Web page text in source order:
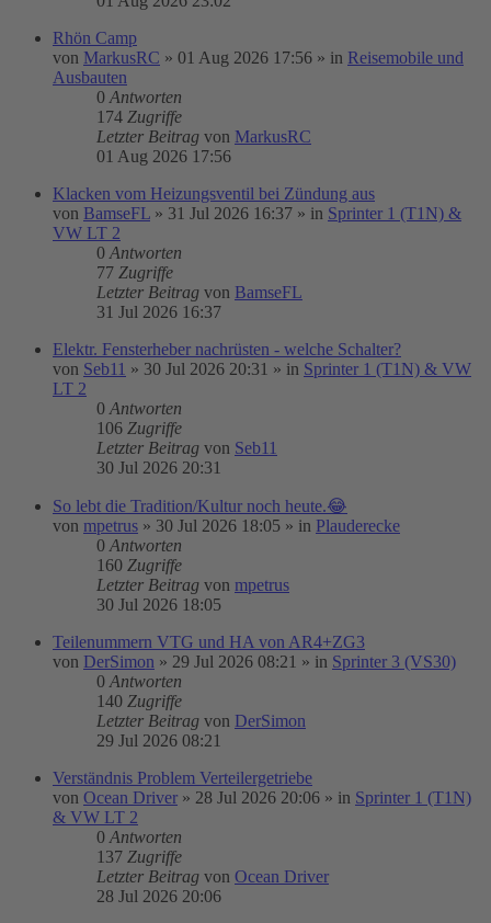
Rhön Camp
von MarkusRC » 01 Aug 2026 17:56 » in Reisemobile und
Ausbauten
0 Antworten
174 Zugriffe
Letzter Beitrag von MarkusRC
01 Aug 2026 17:56
Klacken vom Heizungsventil bei Zündung aus
von BamseFL » 31 Jul 2026 16:37 » in Sprinter 1 (T1N) &
VW LT 2
0 Antworten
77 Zugriffe
Letzter Beitrag von BamseFL
31 Jul 2026 16:37
Elektr. Fensterheber nachrüsten - welche Schalter?
von Seb11 » 30 Jul 2026 20:31 » in Sprinter 1 (T1N) & VW
LT 2
0 Antworten
106 Zugriffe
Letzter Beitrag von Seb11
30 Jul 2026 20:31
So lebt die Tradition/Kultur noch heute.😂
von mpetrus » 30 Jul 2026 18:05 » in Plauderecke
0 Antworten
160 Zugriffe
Letzter Beitrag von mpetrus
30 Jul 2026 18:05
Teilenummern VTG und HA von AR4+ZG3
von DerSimon » 29 Jul 2026 08:21 » in Sprinter 3 (VS30)
0 Antworten
140 Zugriffe
Letzter Beitrag von DerSimon
29 Jul 2026 08:21
Verständnis Problem Verteilergetriebe
von Ocean Driver » 28 Jul 2026 20:06 » in Sprinter 1 (T1N)
& VW LT 2
0 Antworten
137 Zugriffe
Letzter Beitrag von Ocean Driver
28 Jul 2026 20:06